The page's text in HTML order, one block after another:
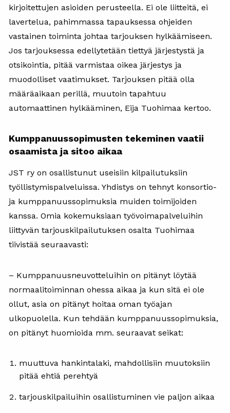
kirjoitettujen asioiden perusteella. Ei ole liitteitä, ei
lavertelua, pahimmassa tapauksessa ohjeiden
vastainen toiminta johtaa tarjouksen hylkäämiseen.
Jos tarjouksessa edellytetään tiettyä järjestystä ja
otsikointia, pitää varmistaa oikea järjestys ja
muodolliset vaatimukset. Tarjouksen pitää olla
määräaikaan perillä, muutoin tapahtuu
automaattinen hylkääminen, Eija Tuohimaa kertoo.
Kumppanuussopimusten tekeminen vaatii
osaamista ja sitoo aikaa
JST ry on osallistunut useisiin kilpailutuksiin
työllistymispalveluissa. Yhdistys on tehnyt konsortio-
ja kumppanuussopimuksia muiden toimijoiden
kanssa. Omia kokemuksiaan työvoimapalveluihin
liittyvän tarjouskilpailutuksen osalta Tuohimaa
tiivistää seuraavasti:
– Kumppanuusneuvotteluihin on pitänyt löytää
normaalitoiminnan ohessa aikaa ja kun sitä ei ole
ollut, asia on pitänyt hoitaa oman työajan
ulkopuolella. Kun tehdään kumppanuussopimuksia,
on pitänyt huomioida mm. seuraavat seikat:
muuttuva hankintalaki, mahdollisiin muutoksiin
pitää ehtiä perehtyä
tarjouskilpailuihin osallistuminen vie paljon aikaa